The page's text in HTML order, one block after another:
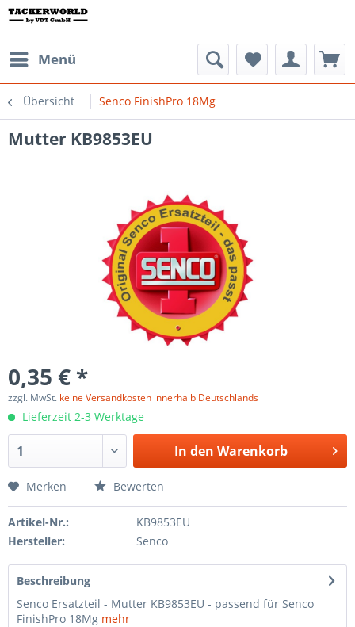
Menü
Übersicht Senco FinishPro 18Mg
Mutter KB9853EU
0,35 € *
zzgl. MwSt. keine Versandkosten innerhalb Deutschlands
Lieferzeit 2-3 Werktage
In den Warenkorb
Merken Bewerten
Artikel-Nr.:
KB9853EU
Hersteller:
Senco
Beschreibung
Senco Ersatzteil - Mutter KB9853EU - passend für Senco
FinishPro 18Mg mehr